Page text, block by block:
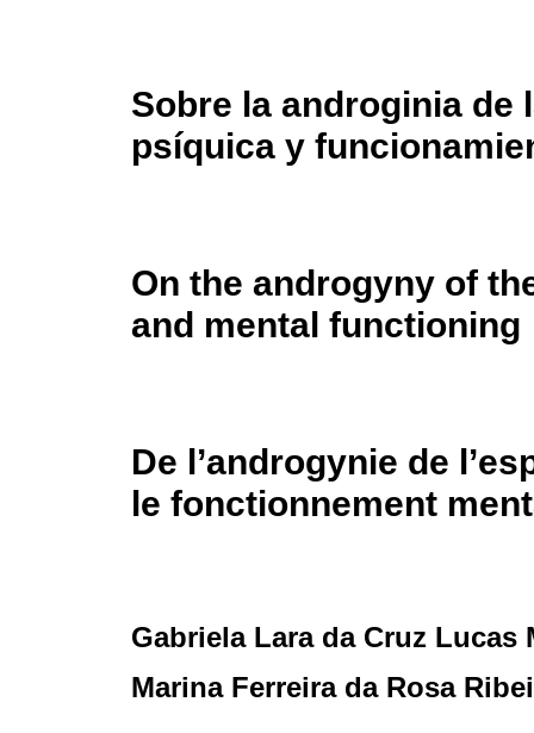
Sobre la androginia de
psíquica y
On the androgyny of
and mental functioning
De l’androgynie de
le fonctionnement
Gabriela Lara da Cruz Lucas
Marina Ferreira da Rosa